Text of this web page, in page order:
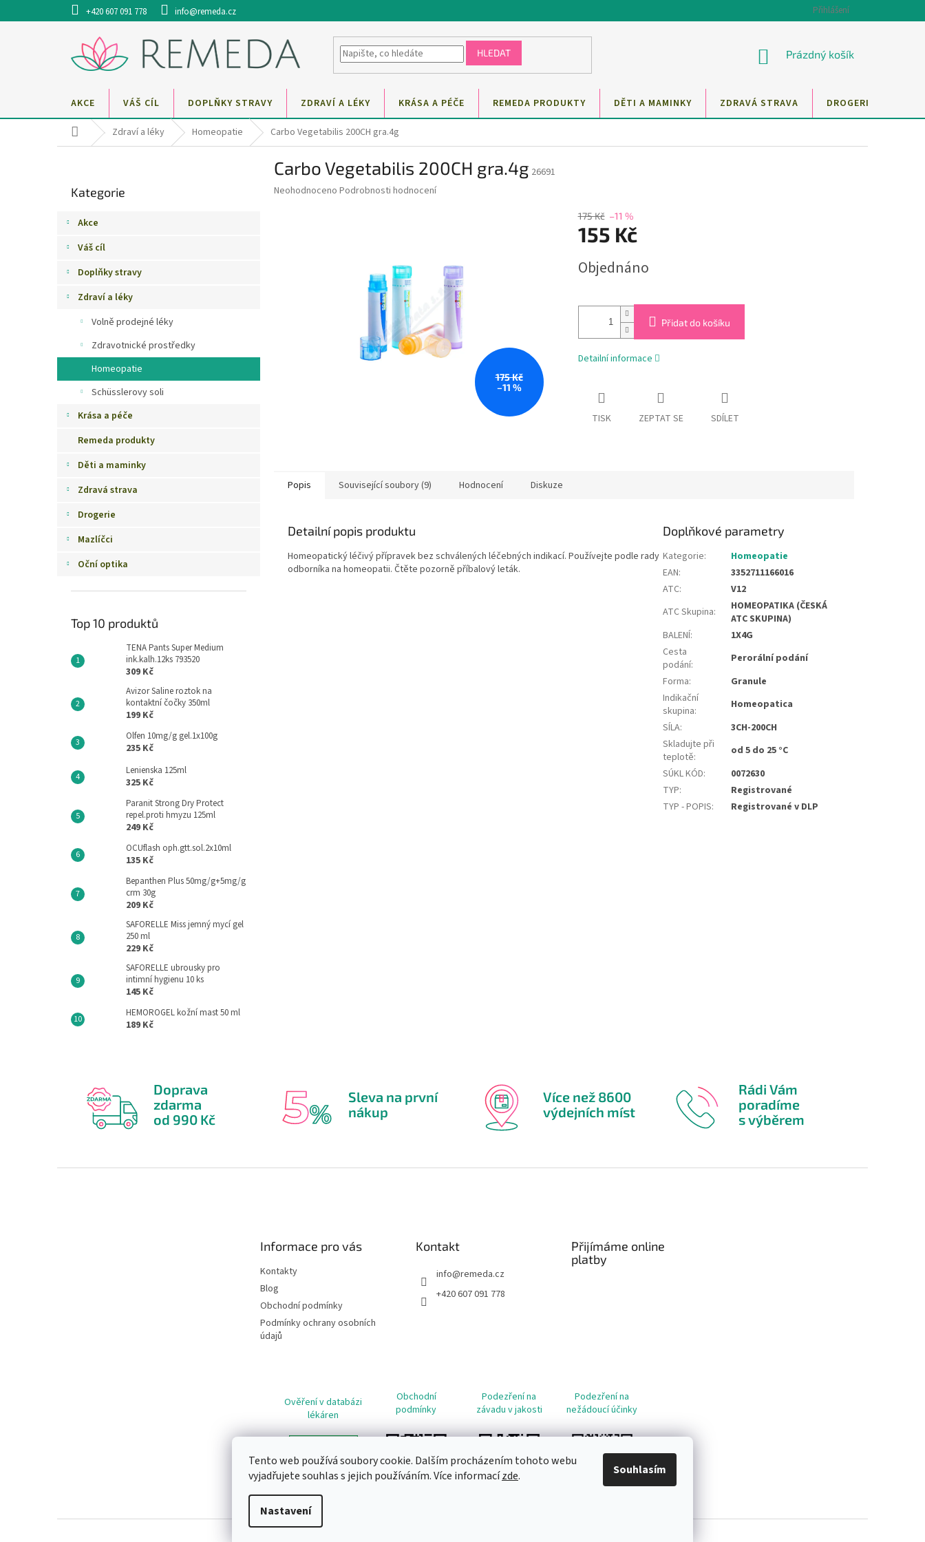
Tento web používá soubory cookie. Dalším procházením tohoto webu
vyjadřujete souhlas s jejich používáním. Více informacízde.
Nastavení
Souhlasím
na
+420 607 091 778 info@remeda.cz Přihlášení
HLEDAT
NÁKUPNÍ
Prázdný košík
AKCE VÁŠ CÍL DOPLŇKY STRAVY ZDRAVÍ A LÉKY KRÁSA A PÉČE REMEDA PRODUKTY DĚTI A MAMINKY ZDRAVÁ STRAVA DROGERIE
Domů Zdraví a léky Homeopatie Carbo Vegetabilis 200CH gra.4g
kategorie
Kategorie
Akce
Váš cíl
Doplňky stravy
Zdraví a léky
Volně prodejné léky
Zdravotnické prostředky
Homeopatie
Schüsslerovy soli
Krása a péče
Remeda produkty
Děti a maminky
Zdravá strava
Drogerie
Mazlíčci
Oční optika
Top 10 produktů
TENA Pants Super Medium
ink.kalh.12ks 793520
309 Kč
Avizor Saline roztok na
kontaktní čočky 350ml
199 Kč
Olfen 10mg/g gel.1x100g
235 Kč
Lenienska 125ml
325 Kč
Paranit Strong Dry Protect
repel.proti hmyzu 125ml
249 Kč
OCUflash oph.gtt.sol.2x10ml
135 Kč
Bepanthen Plus 50mg/g+5mg/g
crm 30g
209 Kč
SAFORELLE Miss jemný mycí gel
250 ml
229 Kč
SAFORELLE ubrousky pro
intimní hygienu 10 ks
145 Kč
HEMOROGEL kožní mast 50 ml
189 Kč
Carbo Vegetabilis 200CH gra.4g 26691
Průměrné
Neohodnoceno Podrobnosti hodnocení
175 Kč
–11 %
175 Kč –11 %
155 Kč
cena:
Objednáno
Přidat do košíku
Detailní informace
TISK ZEPTAT SE SDÍLET
Popis Související soubory (9) Hodnocení Diskuze
Detailní popis produktu
Homeopatický léčivý přípravek bez schválených léčebných indikací. Používejte podle rady
odborníka na homeopatii. Čtěte pozorně příbalový leták.
Doplňkové parametry
Kategorie:
Homeopatie
EAN:
3352711166016
ATC:
V12
ATC Skupina:
HOMEOPATIKA (ČESKÁ
ATC SKUPINA)
BALENÍ:
1X4G
Cesta
podání:
Perorální podání
Forma:
Granule
Indikační
skupina:
Homeopatica
SÍLA:
3CH-200CH
Skladujte při
teplotě:
od 5 do 25 °C
SÚKL KÓD:
0072630
TYP:
Registrované
TYP - POPIS: Registrované v DLP
Doprava
zdarma
od 990 Kč
Sleva na první
nákup
Více než 8600
výdejních míst
Rádi Vám
poradíme
s výběrem
Informace pro vás
Kontakty
Blog
Obchodní podmínky
Podmínky ochrany osobních
údajů
Kontakt
info@remeda.cz
+420 607 091 778
Přijímáme online
platby
Ověření v databázi
lékáren
Obchodní
podmínky
Podezření na
závadu v jakosti
Podezření na
nežádoucí účinky